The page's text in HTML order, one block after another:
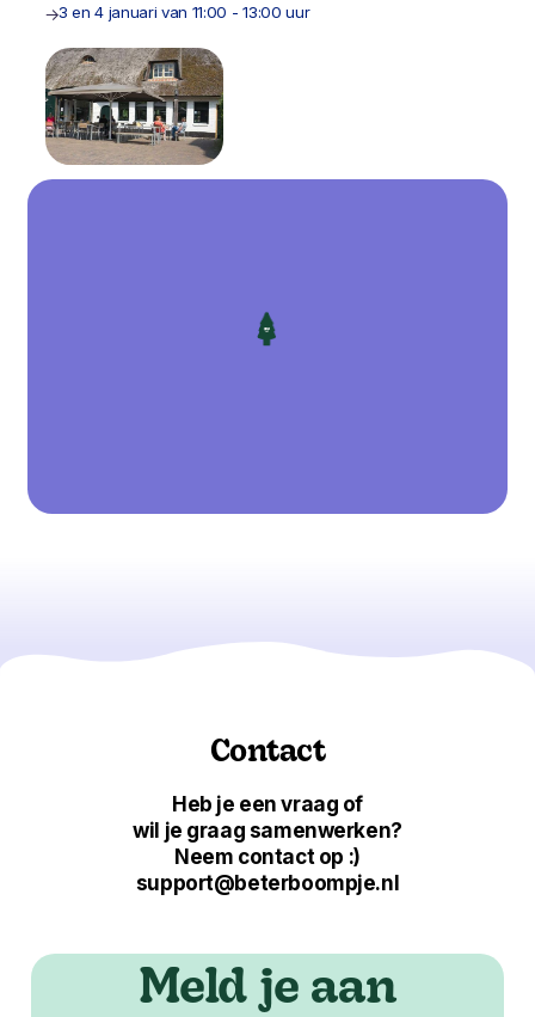
3 en 4 januari van 11:00 - 13:00 uur
Contact
Heb je een vraag of
wil je graag samenwerken?
Neem contact op :)
support@beterboompje.nl
Meld je aan